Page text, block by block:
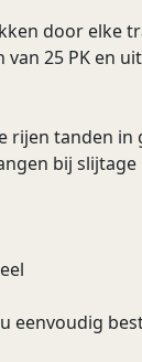
door elke
25 PK en
rijen tanden in
bij slijtage
eenvoudig